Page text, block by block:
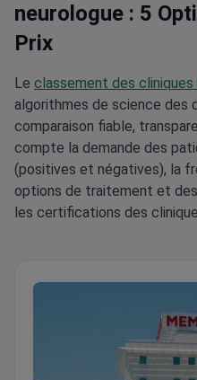
neurologue : 5
Prix
Le classement des cliniques
algorithmes de science des
comparaison fiable,
compte la demande des
(positives et négatives), la
options de traitement et
les certifications des